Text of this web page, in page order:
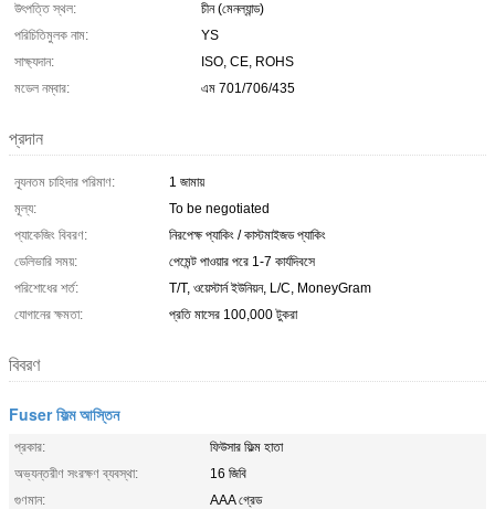
উৎপত্তি স্থল:
চীন (মেনল্যান্ড)
পরিচিতিমুলক নাম:
YS
সাক্ষ্যদান:
ISO, CE, ROHS
মডেল নম্বার:
এম 701/706/435
প্রদান
ন্যূনতম চাহিদার পরিমাণ:
1 জামায়
মূল্য:
To be negotiated
প্যাকেজিং বিবরণ:
নিরপেক্ষ প্যাকিং / কাস্টমাইজড প্যাকিং
ডেলিভারি সময়:
পেমেন্ট পাওয়ার পরে 1-7 কার্যদিবসে
পরিশোধের শর্ত:
T/T, ওয়েস্টার্ন ইউনিয়ন, L/C, MoneyGram
যোগানের ক্ষমতা:
প্রতি মাসের 100,000 টুকরা
বিবরণ
Fuser ফিল্ম আস্তিন
প্রকার:
ফিউসার ফিল্ম হাতা
অভ্যন্তরীণ সংরক্ষণ ব্যবস্থা:
16 জিবি
গুণমান:
AAA গ্রেড